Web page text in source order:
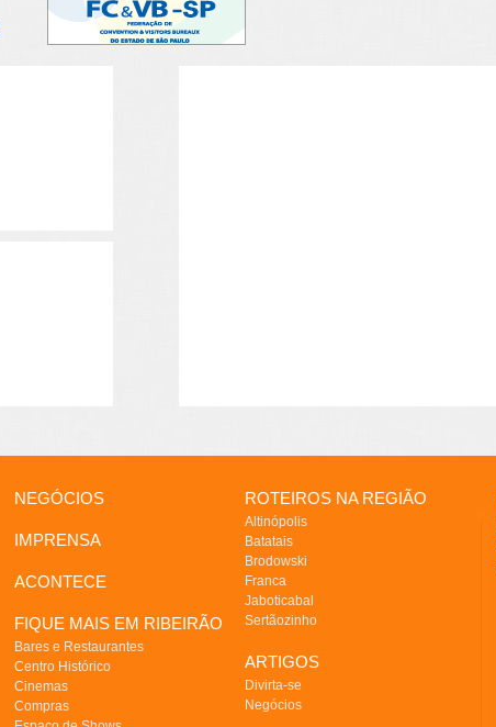
NEGÓCIOS
IMPRENSA
ACONTECE
FIQUE MAIS EM RIBEIRÃO
Bares e Restaurantes
Centro Histórico
Cinemas
Compras
ROTEIROS NA REGIÃO
Altinópolis
Batatais
Brodowski
Franca
Jaboticabal
Sertãozinho
ARTIGOS
Divirta-se
Negócios